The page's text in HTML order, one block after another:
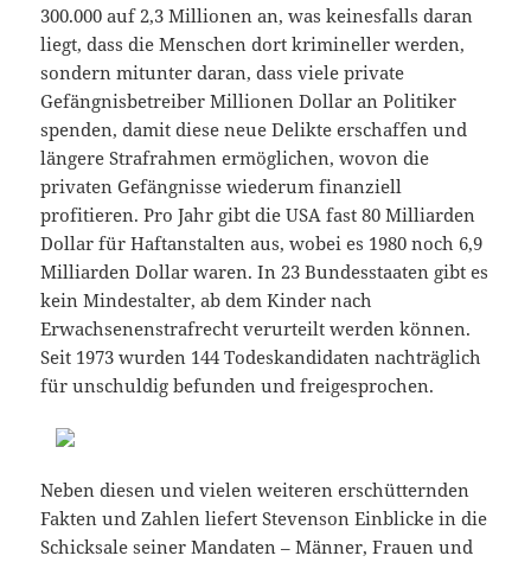
300.000 auf 2,3 Millionen an, was keinesfalls daran
liegt, dass die Menschen dort krimineller werden,
sondern mitunter daran, dass viele private
Gefängnisbetreiber Millionen Dollar an Politiker
spenden, damit diese neue Delikte erschaffen und
längere Strafrahmen ermöglichen, wovon die
privaten Gefängnisse wiederum finanziell
profitieren. Pro Jahr gibt die USA fast 80 Milliarden
Dollar für Haftanstalten aus, wobei es 1980 noch 6,9
Milliarden Dollar waren. In 23 Bundesstaaten gibt es
kein Mindestalter, ab dem Kinder nach
Erwachsenenstrafrecht verurteilt werden können.
Seit 1973 wurden 144 Todeskandidaten nachträglich
für unschuldig befunden und freigesprochen.
Neben diesen und vielen weiteren erschütternden
Fakten und Zahlen liefert Stevenson Einblicke in die
Schicksale seiner Mandaten – Männer, Frauen und